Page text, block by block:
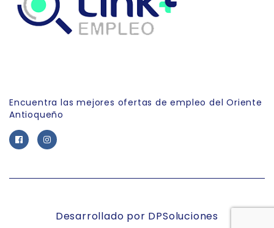
Encuentra las mejores ofertas de empleo del Oriente
Antioqueño
Desarrollado por DPSoluciones